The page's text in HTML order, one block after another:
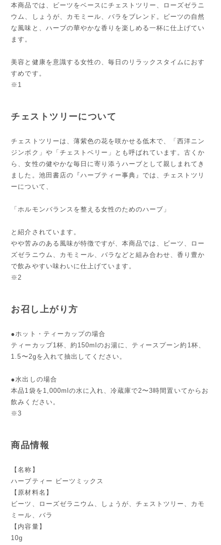
本商品では、ビーツをベースにチェストツリー、ローズゼラニ
ウム、しょうが、カモミール、バラをブレンド。ビーツの自然
な風味と、ハーブの華やかな香りを楽しめる一杯に仕上げてい
ます。
美容と健康を意識する女性の、毎日のリラックスタイムにおす
すめです。
※1
チェストツリーについて
チェストツリーは、薄紫色の花を咲かせる低木で、「西洋ニン
ジンボク」や「チェストベリー」とも呼ばれています。古くか
ら、女性の健やかな毎日に寄り添うハーブとして親しまれてき
ました。池田書店の『ハーブティー事典』では、チェストツリ
ーについて、
「ホルモンバランスを整える女性のためのハーブ」
と紹介されています。
やや苦みのある風味が特徴ですが、本商品では、ビーツ、ロー
ズゼラニウム、カモミール、バラなどと組み合わせ、香り豊か
で飲みやすい味わいに仕上げています。
※2
お召し上がり方
●ホット・ティーカップの場合
ティーカップ1杯、約150mlのお湯に、ティースプーン約1杯、
1.5〜2gを入れて抽出してください。
●水出しの場合
本品1袋を1,000mlの水に入れ、冷蔵庫で2〜3時間置いてからお
飲みください。
※3
商品情報
【名称】
ハーブティー ビーツミックス
【原材料名】
ビーツ、ローズゼラニウム、しょうが、チェストツリー、カモ
ミール、バラ
【内容量】
10g